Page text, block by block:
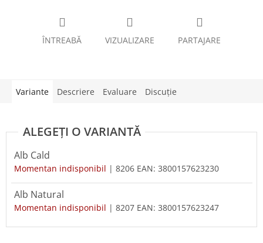
ÎNTREABĂ VIZUALIZARE PARTAJARE
Variante Descriere Evaluare Discuţie
Alb Cald
Momentan indisponibil | 8206 EAN: 3800157623230
Alb Natural
Momentan indisponibil | 8207 EAN: 3800157623247